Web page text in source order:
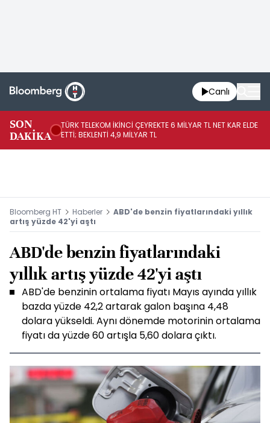
Canlı
SON
DAKİKA
TÜRK TELEKOM İKİNCİ ÇEYREKTE 6 MİLYAR TL NET KAR ELDE
ETTİ; BEKLENTİ 4,9 MİLYAR TL
Bloomberg HT Haberler
ABD'de benzin fiyatlarındaki yıllık
artış yüzde 42'yi aştı
ABD'de benzin fiyatlarındaki
yıllık artış yüzde 42'yi aştı
ABD'de benzinin ortalama fiyatı Mayıs ayında yıllık
bazda yüzde 42,2 artarak galon başına 4,48
dolara yükseldi. Aynı dönemde motorinin ortalama
fiyatı da yüzde 60 artışla 5,60 dolara çıktı.